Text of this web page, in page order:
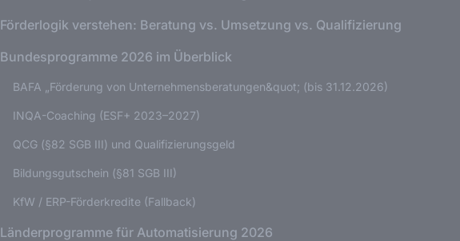
Förderlogik verstehen: Beratung vs. Umsetzung vs. Qualifizierung
Bundesprogramme 2026 im Überblick
BAFA „Förderung von Unternehmensberatungen&quot; (bis 31.12.2026)
INQA-Coaching (ESF+ 2023–2027)
QCG (§82 SGB III) und Qualifizierungsgeld
Bildungsgutschein (§81 SGB III)
KfW / ERP-Förderkredite (Fallback)
Länderprogramme für Automatisierung 2026